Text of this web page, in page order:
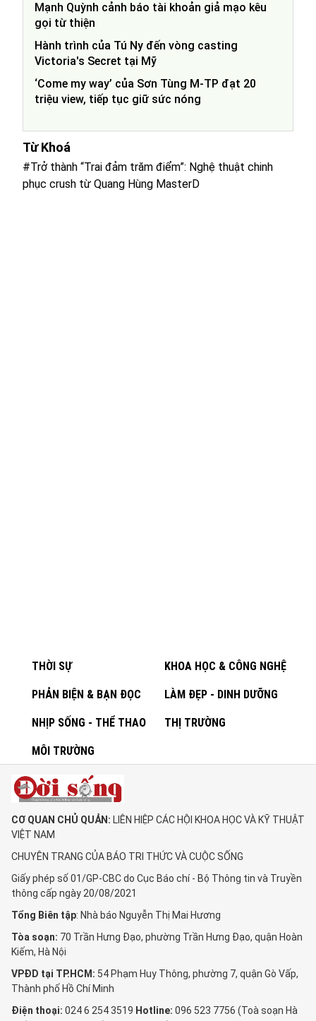
Mạnh Quỳnh cảnh báo tài khoản giả mạo kêu
gọi từ thiện
Hành trình của Tú Ny đến vòng casting
Victoria's Secret tại Mỹ
‘Come my way’ của Sơn Tùng M-TP đạt 20
triệu view, tiếp tục giữ sức nóng
Từ Khoá
#Trở thành “Trai đảm trăm điểm”: Nghệ thuật chinh
phục crush từ Quang Hùng MasterD
THỜI SỰ KHOA HỌC & CÔNG NGHỆ
PHẢN BIỆN & BẠN ĐỌC LÀM ĐẸP - DINH DƯỠNG
NHỊP SỐNG - THỂ THAO THỊ TRƯỜNG
MÔI TRƯỜNG
CƠ QUAN CHỦ QUẢN: LIÊN HIỆP CÁC HỘI KHOA HỌC VÀ KỸ THUẬT
VIỆT NAM
CHUYÊN TRANG CỦA BÁO TRI THỨC VÀ CUỘC SỐNG
Giấy phép số 01/GP-CBC do Cục Báo chí - Bộ Thông tin và Truyền
thông cấp ngày 20/08/2021
Tổng Biên tập: Nhà báo Nguyễn Thị Mai Hương
Tòa soạn: 70 Trần Hưng Đạo, phường Trần Hưng Đạo, quận Hoàn
Kiếm, Hà Nội
VPĐD tại TP.HCM: 54 Phạm Huy Thông, phường 7, quận Gò Vấp,
Thành phố Hồ Chí Minh
Điện thoại: 024 6 254 3519 Hotline: 096 523 7756 (Toà soạn Hà